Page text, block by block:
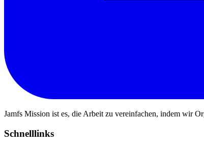
Jamfs Mission ist es, die Arbeit zu vereinfachen, indem wir
Schnelllinks